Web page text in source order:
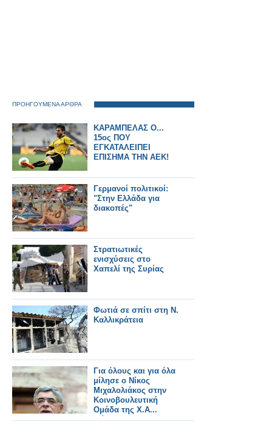
ΠΡΟΗΓΟΥΜΕΝΑ ΑΡΘΡΑ
ΚΑΡΑΜΠΕΛΑΣ Ο...
15ος ΠΟΥ
ΕΓΚΑΤΑΛΕΙΠΕΙ
ΕΠΙΣΗΜΑ ΤΗΝ ΑΕΚ!
Γερμανοί πολιτικοί:
"Στην Ελλάδα για
διακοπές"
Στρατιωτικές
ενισχύσεις στο
Χαπελί της Συρίας
Φωτιά σε σπίτι στη Ν.
Καλλικράτεια
Για όλους και για όλα
μίλησε ο Νίκος
Μιχαλολιάκος στην
Κοινοβουλευτική
Ομάδα της Χ.Α...
(Βίντεο)